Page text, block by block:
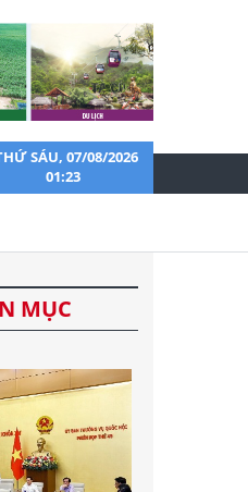
SÁU, 07/08/2026
01:23
MỤC